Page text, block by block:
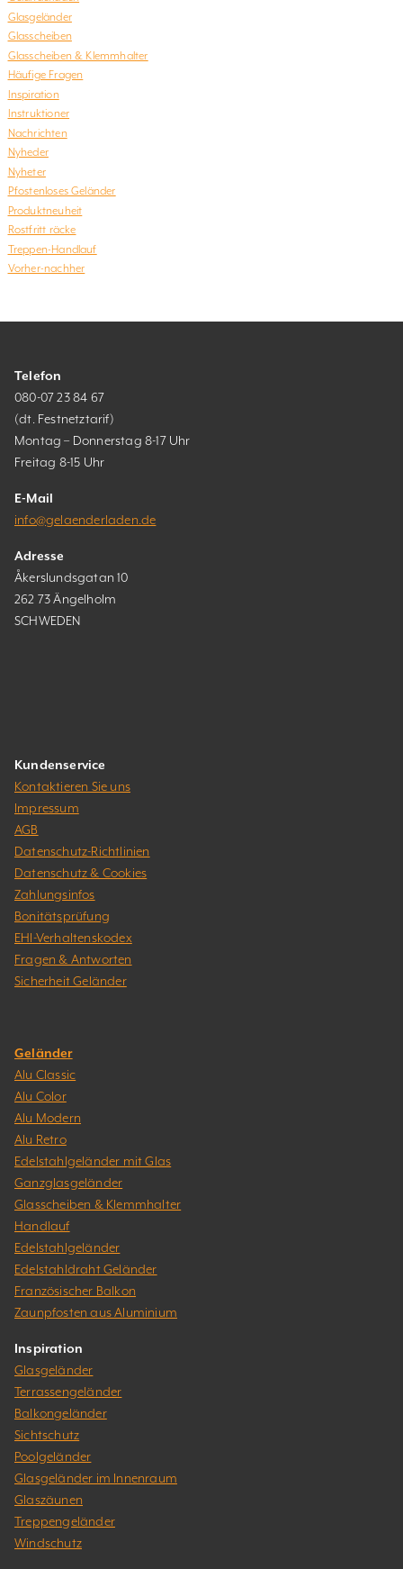
Glasgeländer
Glasscheiben
Glasscheiben & Klemmhalter
Häufige Fragen
Inspiration
Instruktioner
Nachrichten
Nyheder
Nyheter
Pfostenloses Geländer
Produktneuheit
Rostfritt räcke
Treppen-Handlauf
Vorher-nachher
Telefon
080-07 23 84 67
(dt. Festnetztarif)
Montag – Donnerstag 8-17 Uhr
Freitag 8-15 Uhr
E-Mail
info@gelaenderladen.de
Adresse
Åkerslundsgatan 10
262 73 Ängelholm
SCHWEDEN
Kundenservice
Kontaktieren Sie uns
Impressum
AGB
Datenschutz-Richtlinien
Datenschutz & Cookies
Zahlungsinfos
Bonitätsprüfung
EHI-Verhaltenskodex
Fragen & Antworten
Sicherheit Geländer
Geländer
Alu Classic
Alu Color
Alu Modern
Alu Retro
Edelstahlgeländer mit Glas
Ganzglasgeländer
Glasscheiben & Klemmhalter
Handlauf
Edelstahlgeländer
Edelstahldraht Geländer
Französischer Balkon
Zaunpfosten aus Aluminium
Inspiration
Glasgeländer
Terrassengeländer
Balkongeländer
Sichtschutz
Poolgeländer
Glasgeländer im Innenraum
Glaszäunen
Treppengeländer
Windschutz